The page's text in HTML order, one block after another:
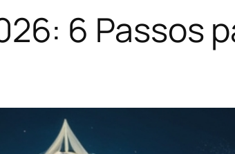
6 Passos